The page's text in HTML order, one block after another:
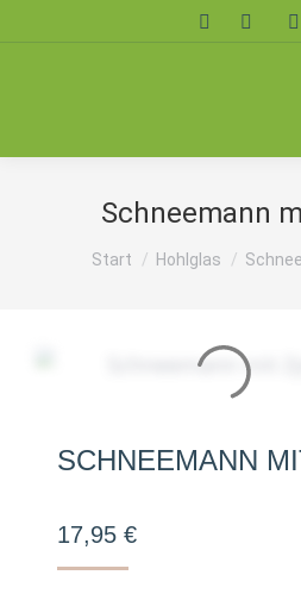
Search:
Schneemann
Sie befinden sich
Start Hohlglas
SCHNEEMANN
17,95 €